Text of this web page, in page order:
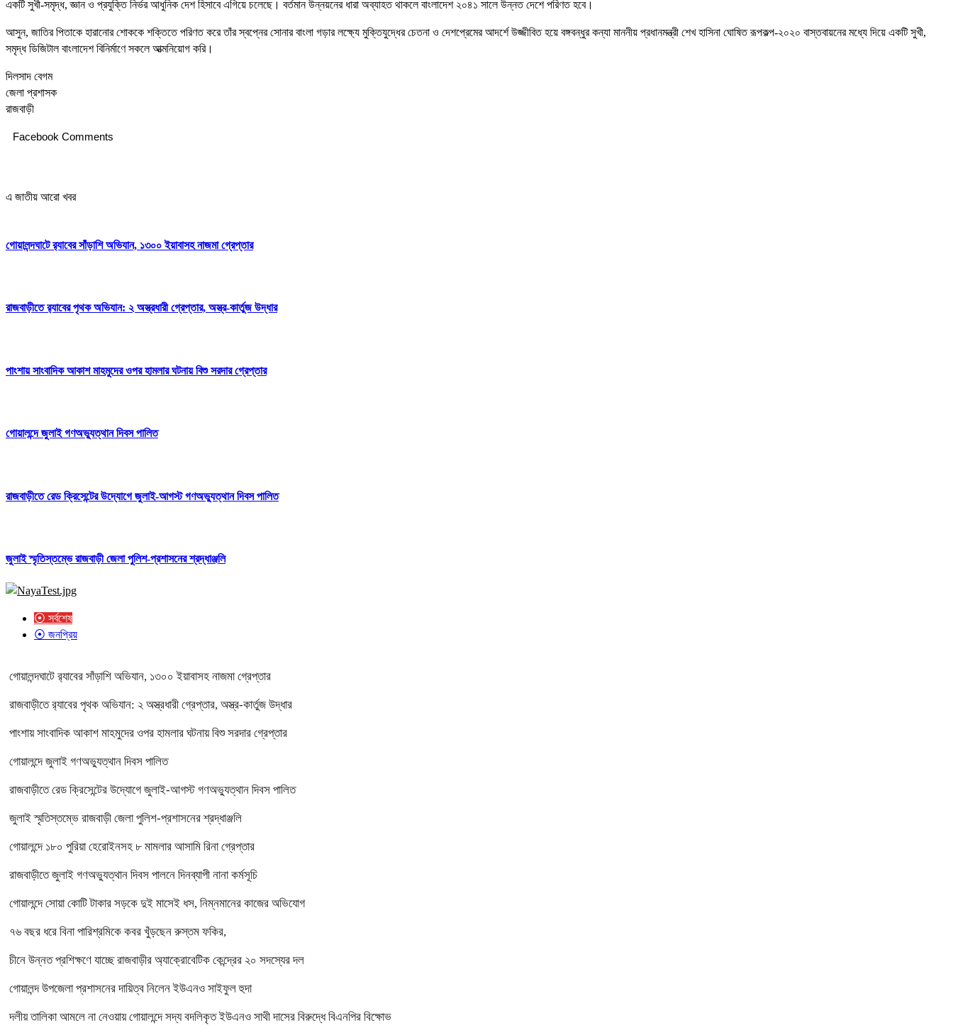
একটি সুখী-সমৃদ্ধ, জ্ঞান ও প্রযুক্তি নির্ভর আধুনিক দেশ হিসাবে এগিয়ে চলেছে। বর্তমান উন্নয়নের ধারা অব্যাহত থাকলে বাংলাদেশ ২০৪১ সালে উন্নত দেশে পরিণত হবে।
আসুন, জাতির পিতাকে হারানোর শোককে শক্তিতে পরিণত করে তাঁর স্বপ্নের সোনার বাংলা গড়ার লক্ষ্যে মুক্তিযুদ্ধের চেতনা ও দেশপ্রেমের আদর্শে উজ্জীবিত হয়ে বঙ্গবন্ধুর কন্যা মাননীয় প্রধানমন্ত্রী শেখ হাসিনা ঘোষিত রূপকল্প-২০২০ বাস্তবায়নের মধ্যে দিয়ে একটি সুখী,
সমৃদ্ধ ডিজিটাল বাংলাদেশ বিনির্মাণে সকলে আত্মনিয়োগ করি।
দিলসাদ বেগম
জেলা প্রশাসক
রাজবাড়ী
Facebook Comments
এ জাতীয় আরো খবর
গোয়ালন্দঘাটে র‌্যাবের সাঁড়াশি অভিযান, ১৩০০ ইয়াবাসহ নাজমা গ্রেপ্তার
রাজবাড়ীতে র‌্যাবের পৃথক অভিযান: ২ অস্ত্রধারী গ্রেপ্তার, অস্ত্র-কার্তুজ উদ্ধার
পাংশায় সাংবাদিক আকাশ মাহমুদের ওপর হামলার ঘটনায় বিশু সরদার গ্রেপ্তার
গোয়ালন্দে জুলাই গণঅভ্যুত্থান দিবস পালিত
রাজবাড়ীতে রেড ক্রিসেন্টের উদ্যোগে জুলাই-আগস্ট গণঅভ্যুত্থান দিবস পালিত
জুলাই স্মৃতিস্তম্ভে রাজবাড়ী জেলা পুলিশ-প্রশাসনের শ্রদ্ধাঞ্জলি
⦿ সর্বশেষ
⦿ জনপ্রিয়
গোয়ালন্দঘাটে র‌্যাবের সাঁড়াশি অভিযান, ১৩০০ ইয়াবাসহ নাজমা গ্রেপ্তার
রাজবাড়ীতে র‌্যাবের পৃথক অভিযান: ২ অস্ত্রধারী গ্রেপ্তার, অস্ত্র-কার্তুজ উদ্ধার
পাংশায় সাংবাদিক আকাশ মাহমুদের ওপর হামলার ঘটনায় বিশু সরদার গ্রেপ্তার
গোয়ালন্দে জুলাই গণঅভ্যুত্থান দিবস পালিত
রাজবাড়ীতে রেড ক্রিসেন্টের উদ্যোগে জুলাই-আগস্ট গণঅভ্যুত্থান দিবস পালিত
জুলাই স্মৃতিস্তম্ভে রাজবাড়ী জেলা পুলিশ-প্রশাসনের শ্রদ্ধাঞ্জলি
গোয়ালন্দে ১৮০ পুরিয়া হেরোইনসহ ৮ মামলার আসামি রিনা গ্রেপ্তার
রাজবাড়ীতে জুলাই গণঅভ্যুত্থান দিবস পালনে দিনব্যাপী নানা কর্মসূচি
গোয়ালন্দে সোয়া কোটি টাকার সড়কে দুই মাসেই ধস, নিম্নমানের কাজের অভিযোগ
৭৬ বছর ধরে বিনা পারিশ্রমিকে কবর খুঁড়ছেন রুস্তম ফকির,
চীনে উন্নত প্রশিক্ষণে যাচ্ছে রাজবাড়ীর অ্যাক্রোবেটিক কেন্দ্রের ২০ সদস্যের দল
গোয়ালন্দ উপজেলা প্রশাসনের দায়িত্ব নিলেন ইউএনও সাইফুল হুদা
দলীয় তালিকা আমলে না নেওয়ায় গোয়ালন্দে সদ্য বদলিকৃত ইউএনও সাথী দাসের বিরুদ্ধে বিএনপির বিক্ষোভ